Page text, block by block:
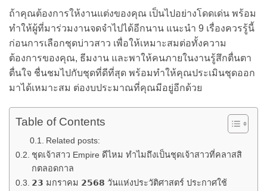
ถ้าคุณต้องการให้งานแต่งของคุณ เป็นไปอย่างโดดเด่น พร้อม
ทำให้ผู้ที่มาร่วมงานจดจำไปได้อีกนาน แนะนำ 9 เรื่องควรรู้นี้
ก่อนการเลือกชุดบ่าวสาว เพื่อให้เหมาะสมต่อทั้งความ
ต้องการของคุณ, ธีมงาน และพาให้คนภายในงานรู้สึกตื่นตา
ตื่นใจ ชื่นชมไปกับชุดที่ดีที่สุด พร้อมทำให้คุณประเมินชุดออก
มาได้เหมาะสม ต่องบประมาณที่คุณมีอยู่อีกด้วย
Table of Contents
Related posts:
ชุดเจ้าสาว Empire ดีไหม ทำไมถึงเป็นชุดเจ้าสาวที่คลาสสิ
กตลอดกาล
𝟮𝟯 มกราคม 𝟮𝟱𝟲𝟴 วันแห่งประวัติศาสตร์ ประกาศใช้